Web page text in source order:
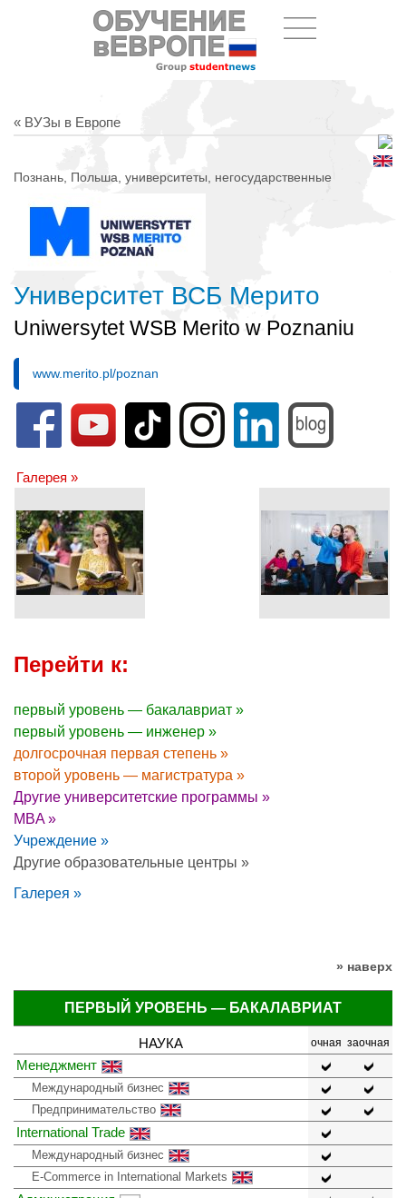
« ВУЗы в Европе
Познань, Польша, университеты, негосударственные
Университет ВСБ Мерито
Uniwersytet WSB Merito w Poznaniu
www.merito.pl/poznan
Галерея »
Перейти к:
первый уровень — бакалавриат »
первый уровень — инженер »
долгосрочная первая степень »
второй уровень — магистратура »
Другие университетские программы »
MBA »
Учреждение »
Другие образовательные центры »
Галерея »
» наверх
ПЕРВЫЙ УРОВЕНЬ — БАКАЛАВРИАТ
НАУКА очная заочная
Менеджмент
Международный бизнес
Предпринимательство
International Trade
Международный бизнес
E-Commerce in International Markets